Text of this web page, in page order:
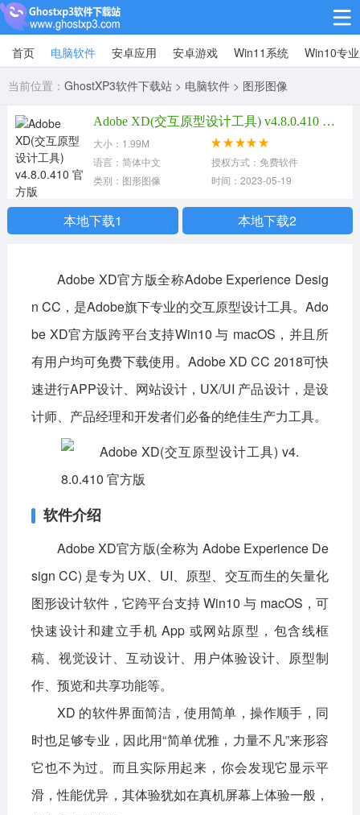
Win10专业版
Win10纯净版
Win11系统
win11下载64位 win11下载32位
安卓游戏
动作射击 经营策略 体育竞技
角色扮演 棋牌桌游
影音播放 系统工具 社交通讯
主题美化 新闻阅读 摄影图像
网络购物 金融理财
网络软件 系统软件 应用软件
图形图像 媒体软件 行业软件
安全软件 游戏娱乐 聊天软件
首页 电脑软件 安卓应用 安卓游戏 Win11系统 Win10专
当前位置： GhostXP3软件下载站 > 电脑软件 > 图形图像
Adobe XD(交互原型设计工具) v4.8.0.410 官方版 Adobe XD
大小：1.99M
语言：简体中文
授权方式：免费软件
类别：图形图像
时间：2023-05-19
本地下载1 本地下载2
Adobe XD官方版全称Adobe Experience Desig
n CC，是Adobe旗下专业的交互原型设计工具。Ado
be XD官方版跨平台支持Win10 与 macOS，并且所
有用户均可免费下载使用。Adobe XD CC 2018可快
速进行APP设计、网站设计，UX/UI 产品设计，是设
计师、产品经理和开发者们必备的绝佳生产力工具。
软件介绍
Adobe XD官方版(全称为 Adobe Experience De
sign CC) 是专为 UX、UI、原型、交互而生的矢量化
图形设计软件，它跨平台支持 Win10 与 macOS，可
快速设计和建立手机 App 或网站原型，包含线框
稿、视觉设计、互动设计、用户体验设计、原型制
作、预览和共享功能等。
XD 的软件界面简洁，使用简单，操作顺手，同
时也足够专业，因此用“简单优雅，力量不凡”来形容
它也不为过。而且实际用起来，你会发现它显示平
滑，性能优异，其体验犹如在真机屏幕上体验一般，